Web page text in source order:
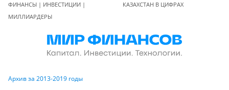
ФИНАНСЫ | ИНВЕСТИЦИИ |
МИЛЛИАРДЕРЫ
КАЗАХСТАН В ЦИФРАХ
Архив за 2013-2019 годы